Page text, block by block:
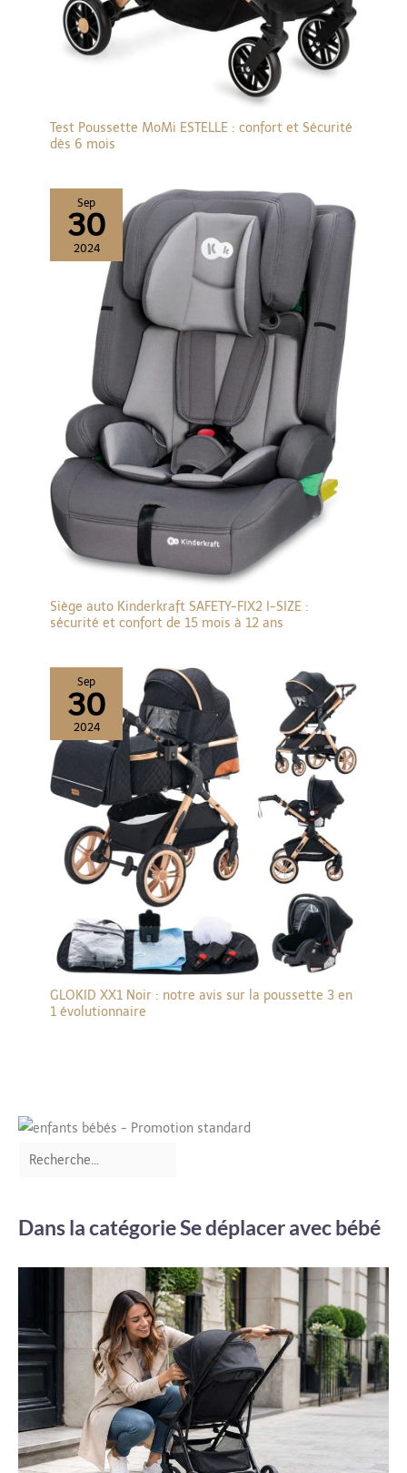
Test Poussette MoMi ESTELLE : confort et Sécurité
dès 6 mois
Sep
30
2024
Siège auto Kinderkraft SAFETY-FIX2 I-SIZE :
sécurité et confort de 15 mois à 12 ans
Sep
30
2024
GLOKID XX1 Noir : notre avis sur la poussette 3 en
1 évolutionnaire
Dans la catégorie Se déplacer avec bébé